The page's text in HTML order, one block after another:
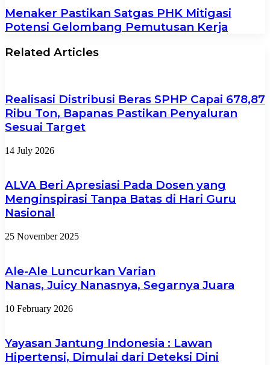
Menaker Pastikan Satgas PHK Mitigasi
Potensi Gelombang Pemutusan Kerja
Related Articles
Realisasi Distribusi Beras SPHP Capai 678,87
Ribu Ton, Bapanas Pastikan Penyaluran
Sesuai Target
14 July 2026
ALVA Beri Apresiasi Pada Dosen yang
Menginspirasi Tanpa Batas di Hari Guru
Nasional
25 November 2025
Ale-Ale Luncurkan Varian
Nanas, Juicy Nanasnya, Segarnya Juara
10 February 2026
Yayasan Jantung Indonesia : Lawan
Hipertensi, Dimulai dari Deteksi Dini